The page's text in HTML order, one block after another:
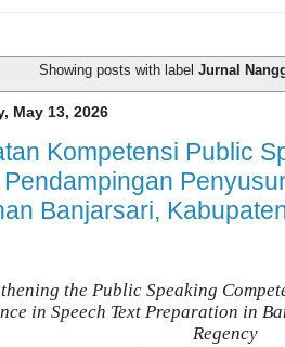
Showing posts with label Jurnal
May 13, 2026
Kompetensi Public
Banjarsari,
the Public Speaking
in Speech Text Preparation in
Regency